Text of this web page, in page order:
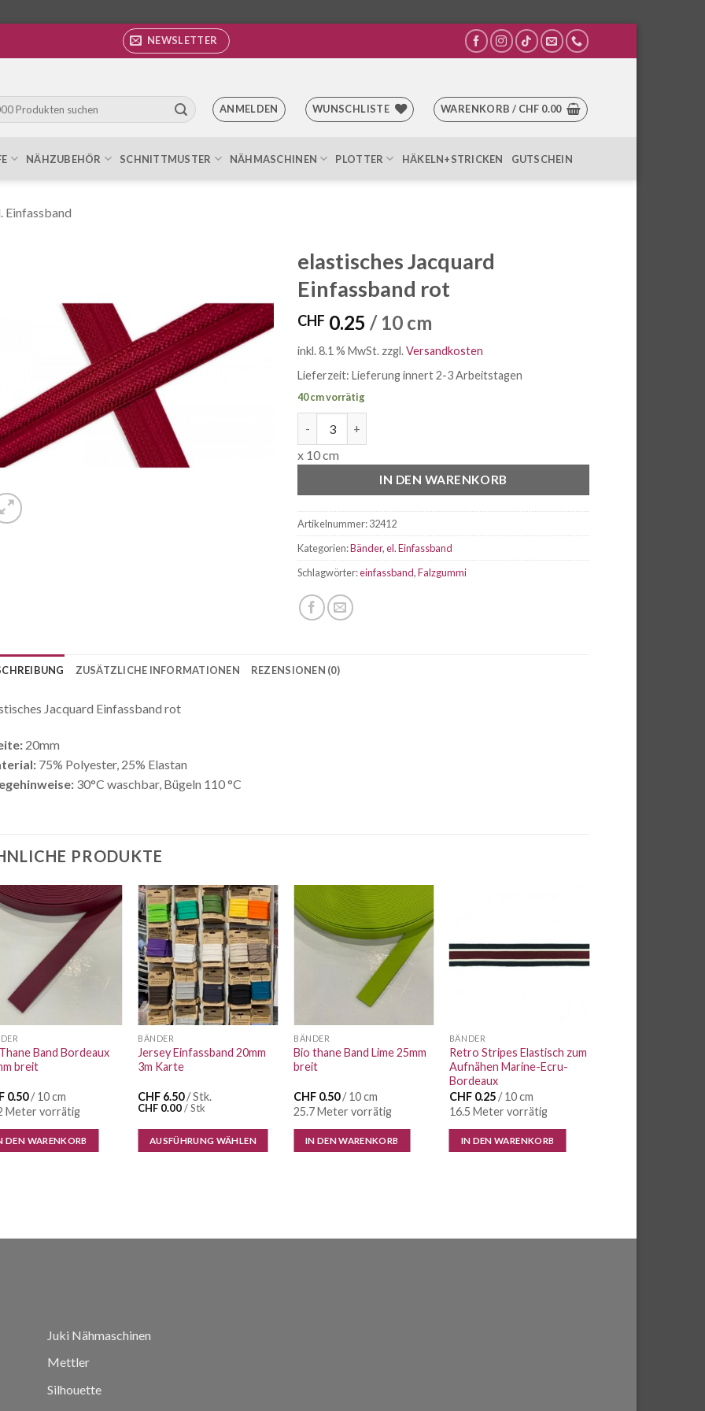
NEWSLETTER
ANMELDEN WUNSCHLISTE WARENKORB / CHF 0.00
NÄHZUBEHÖR SCHNITTMUSTER NÄHMASCHINEN PLOTTER HÄKELN+STRICKEN GUTSCHEIN
Einfassband
Wunschliste
elastisches Jacquard
Einfassband rot
CHF 0.25 / 10 cm
inkl. 8.1 % MwSt. zzgl.Versandkosten
Lieferzeit:Lieferung innert 2-3 Arbeitstagen
40 cm vorrätig
x 10 cm
IN DEN WARENKORB
Artikelnummer:32412
Kategorien:Bänder,el. Einfassband
Schlagwörter:einfassband,Falzgummi
ZUSÄTZLICHE INFORMATIONEN REZENSIONEN (0)
Jacquard Einfassband rot
20mm
75% Polyester, 25% Elastan
30°C waschbar, Bügeln 110 °C
PRODUKTE
Auf die
Wunschliste
Band Bordeaux
breit
0.50/ 10 cm
Meter vorrätig
DEN WARENKORB
Auf die
Wunschliste
BÄNDER
Jersey Einfassband 20mm
3m Karte
CHF 6.50/ Stk.
CHF 0.00/Stk
AUSFÜHRUNG WÄHLEN
der
Auf die
Wunschliste
BÄNDER
Bio thane Band Lime 25mm
breit
CHF 0.50/ 10 cm
25.7 Meter vorrätig
IN DEN WARENKORB
BÄNDER
Retro Stripes Elastisch zum
Aufnähen Marine-Ecru-
Bordeaux
CHF0.25/ 10 cm
16.5 Meter vorrätig
IN DEN WARENKORB
Juki Nähmaschinen
Mettler
Silhouette